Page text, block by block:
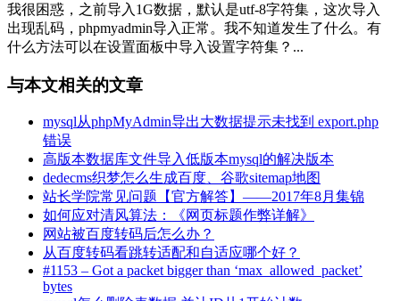
我很困惑，之前导入1G数据，默认是utf-8字符集，这次导入
出现乱码，phpmyadmin导入正常。我不知道发生了什么。有
什么方法可以在设置面板中导入设置字符集？...
与本文相关的文章
mysql从phpMyAdmin导出大数据提示未找到 export.php
错误
高版本数据库文件导入低版本mysql的解决版本
dedecms织梦怎么生成百度、谷歌sitemap地图
站长学院常见问题【官方解答】——2017年8月集锦
如何应对清风算法：《网页标题作弊详解》
网站被百度转码后怎么办？
从百度转码看跳转适配和自适应哪个好？
#1153 – Got a packet bigger than ‘max_allowed_packet’
bytes